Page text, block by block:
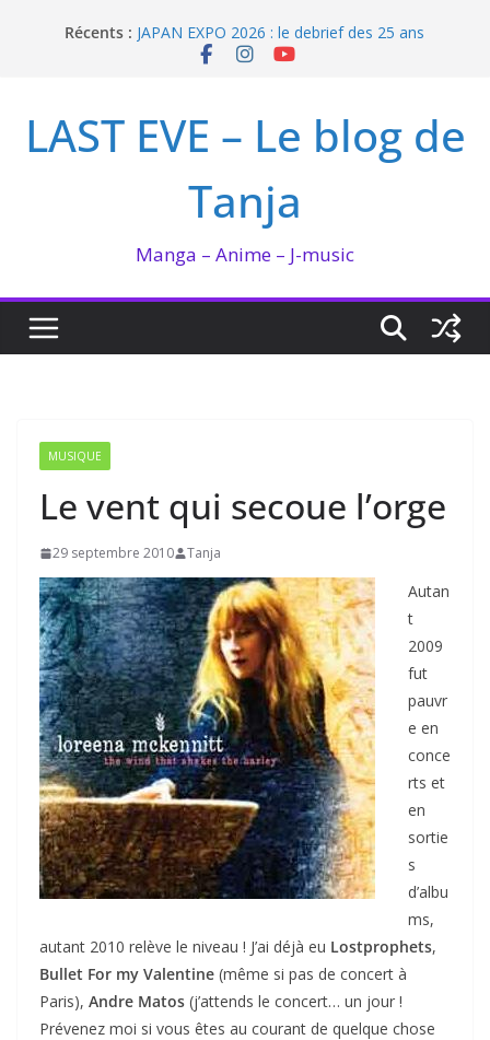
Récents : JAPAN EXPO 2026 : le debrief des 25 ans
Bilan lecture et visionnage de juillet 2026
Enomoto n’est pas un ange
LAST EVE – Le blog de
Tanja
Manga – Anime – J-music
MUSIQUE
Le vent qui secoue l’orge
29 septembre 2010 Tanja
Autan
t
2009
fut
pauvr
e en
conce
rts et
en
sortie
s
d’albu
ms,
autant 2010 relève le niveau ! J’ai déjà eu Lostprophets,
Bullet For my Valentine (même si pas de concert à
Paris), Andre Matos (j’attends le concert… un jour !
Prévenez moi si vous êtes au courant de quelque chose